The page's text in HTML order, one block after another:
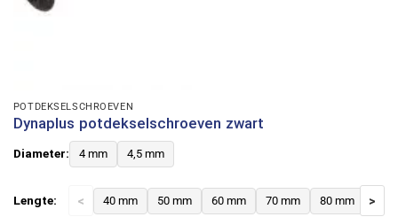
POTDEKSELSCHROEVEN
Dynaplus potdekselschroeven zwart
Diameter: 4 mm 4,5 mm
Lengte: < 40 mm 50 mm 60 mm 70 mm 80 mm >